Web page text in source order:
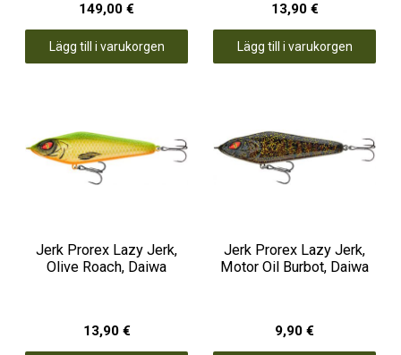
149,00 €
Lägg till i varukorgen
13,90 €
Lägg till i varukorgen
Jerk Prorex Lazy Jerk,
Olive Roach, Daiwa
13,90 €
Jerk Prorex Lazy Jerk,
Motor Oil Burbot, Daiwa
9,90 €